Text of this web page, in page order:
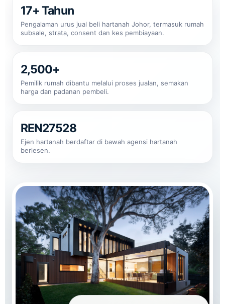
17+ Tahun
Pengalaman urus jual beli hartanah Johor, termasuk rumah
subsale, strata, consent dan kes pembiayaan.
2,500+
Pemilik rumah dibantu melalui proses jualan, semakan
harga dan padanan pembeli.
REN27528
Ejen hartanah berdaftar di bawah agensi hartanah
berlesen.